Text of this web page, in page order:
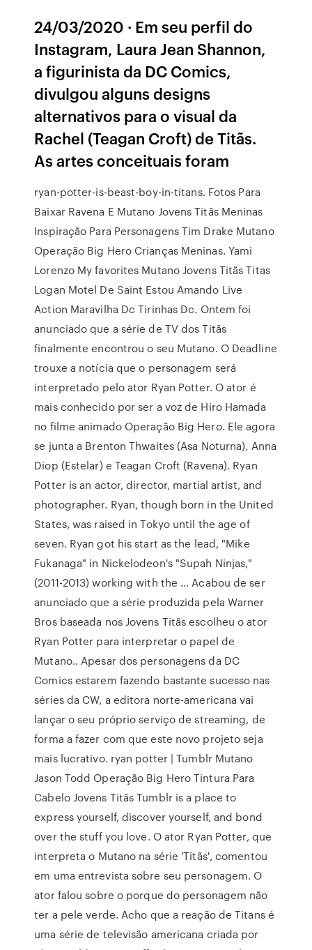
24/03/2020 · Em seu perfil do
Instagram, Laura Jean Shannon,
a figurinista da DC Comics,
divulgou alguns designs
alternativos para o visual da
Rachel (Teagan Croft) de Titãs.
As artes conceituais foram
ryan-potter-is-beast-boy-in-titans. Fotos Para
Baixar Ravena E Mutano Jovens Titãs Meninas
Inspiração Para Personagens Tim Drake Mutano
Operação Big Hero Crianças Meninas. Yami
Lorenzo My favorites Mutano Jovens Titãs Titas
Logan Motel De Saint Estou Amando Live
Action Maravilha Dc Tirinhas Dc. Ontem foi
anunciado que a série de TV dos Titãs
finalmente encontrou o seu Mutano. O Deadline
trouxe a notícia que o personagem será
interpretado pelo ator Ryan Potter. O ator é
mais conhecido por ser a voz de Hiro Hamada
no filme animado Operação Big Hero. Ele agora
se junta a Brenton Thwaites (Asa Noturna), Anna
Diop (Estelar) e Teagan Croft (Ravena). Ryan
Potter is an actor, director, martial artist, and
photographer. Ryan, though born in the United
States, was raised in Tokyo until the age of
seven. Ryan got his start as the lead, "Mike
Fukanaga" in Nickelodeon's "Supah Ninjas,"
(2011-2013) working with the … Acabou de ser
anunciado que a série produzida pela Warner
Bros baseada nos Jovens Titãs escolheu o ator
Ryan Potter para interpretar o papel de
Mutano.. Apesar dos personagens da DC
Comics estarem fazendo bastante sucesso nas
séries da CW, a editora norte-americana vai
lançar o seu próprio serviço de streaming, de
forma a fazer com que este novo projeto seja
mais lucrativo. ryan potter | Tumblr Mutano
Jason Todd Operação Big Hero Tintura Para
Cabelo Jovens Titãs Tumblr is a place to
express yourself, discover yourself, and bond
over the stuff you love. O ator Ryan Potter, que
interpreta o Mutano na série 'Titãs', comentou
em uma entrevista sobre seu personagem. O
ator falou sobre o porque do personagem não
ter a pele verde. Acho que a reação de Titans é
uma série de televisão americana criada por